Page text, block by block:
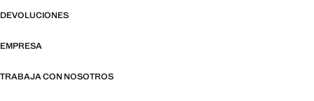
DEVOLUCIONES
EMPRESA
TRABAJA CON NOSOTROS